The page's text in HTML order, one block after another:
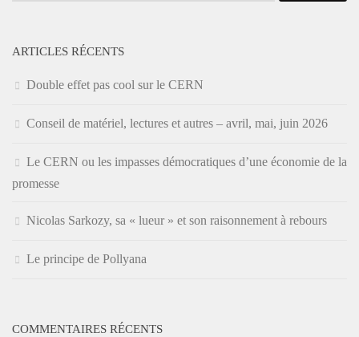
ARTICLES RÉCENTS
Double effet pas cool sur le CERN
Conseil de matériel, lectures et autres – avril, mai, juin 2026
Le CERN ou les impasses démocratiques d’une économie de la
promesse
Nicolas Sarkozy, sa « lueur » et son raisonnement à rebours
Le principe de Pollyana
COMMENTAIRES RÉCENTS